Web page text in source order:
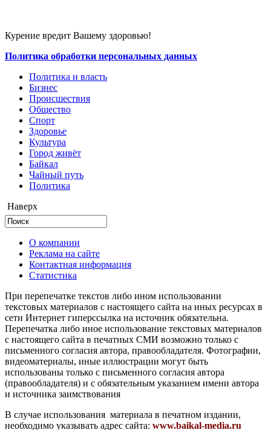
Курение вредит Вашему здоровью!
Политика обработки персональных данных
Политика и власть
Бизнес
Происшествия
Общество
Cпорт
Здоровье
Культура
Город живёт
Байкал
Чайный путь
Политика
Наверх
О компании
Реклама на сайте
Контактная информация
Статистика
При перепечатке текстов либо ином использовании
текстовых материалов с настоящего сайта на иных ресурсах в
сети Интернет гиперссылка на источник обязательна.
Перепечатка либо иное использование текстовых материалов
с настоящего сайта в печатных СМИ возможно только с
письменного согласия автора, правообладателя. Фотографии,
видеоматериалы, иные иллюстрации могут быть
использованы только с письменного согласия автора
(правообладателя) и с обязательным указанием имени автора
и источника заимствования
В случае использования материала в печатном издании,
необходимо указывать адрес сайта: www.baikal-media.ru